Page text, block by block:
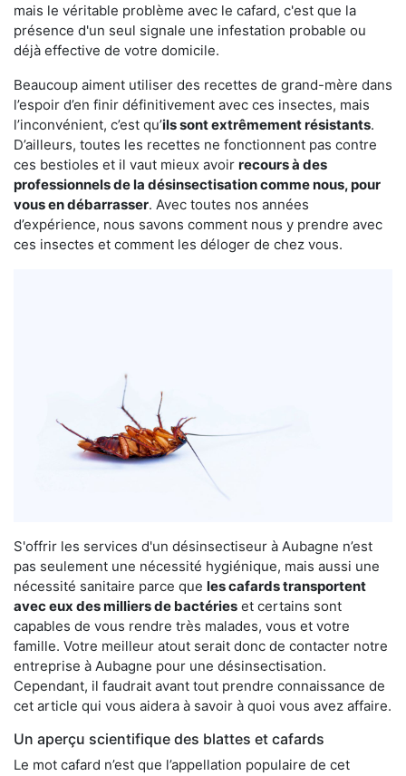
mais le véritable problème avec le cafard, c'est que la
présence d'un seul signale une infestation probable ou
déjà effective de votre domicile.
Beaucoup aiment utiliser des recettes de grand-mère dans
l’espoir d’en finir définitivement avec ces insectes, mais
l’inconvénient, c’est qu’ils sont extrêmement résistants.
D’ailleurs, toutes les recettes ne fonctionnent pas contre
ces bestioles et il vaut mieux avoir recours à des
professionnels de la désinsectisation comme nous, pour
vous en débarrasser. Avec toutes nos années
d’expérience, nous savons comment nous y prendre avec
ces insectes et comment les déloger de chez vous.
S'offrir les services d'un désinsectiseur à Aubagne n’est
pas seulement une nécessité hygiénique, mais aussi une
nécessité sanitaire parce que les cafards transportent
avec eux des milliers de bactéries et certains sont
capables de vous rendre très malades, vous et votre
famille. Votre meilleur atout serait donc de contacter notre
entreprise à Aubagne pour une désinsectisation.
Cependant, il faudrait avant tout prendre connaissance de
cet article qui vous aidera à savoir à quoi vous avez affaire.
Un aperçu scientifique des blattes et cafards
Le mot cafard n’est que l’appellation populaire de cet